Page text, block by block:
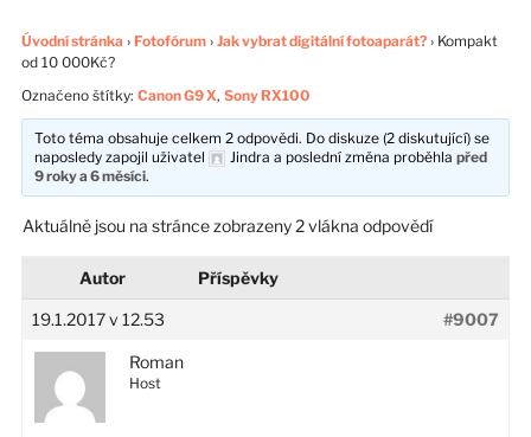
Úvodní stránka › Fotofórum › Jak vybrat digitální fotoaparát? › Kompakt
od 10 000Kč?
Označeno štítky: Canon G9 X, Sony RX100
Toto téma obsahuje celkem 2 odpovědi. Do diskuze (2 diskutující) se
naposledy zapojil uživatel
Jindra a poslední změna proběhlapřed
9 roky a 6 měsíci.
Aktuálně jsou na stránce zobrazeny 2 vlákna odpovědí
Autor Příspěvky
19.1.2017 v 12.53 #9007
Roman
Host